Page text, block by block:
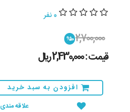
0 نفر
2,700,000
%10
قیمت : 2,430,000 ريال
افزودن به سبد خرید
علاقه مندی